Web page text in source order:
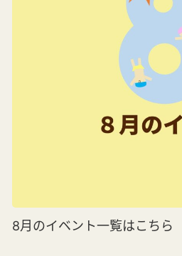
8月のイベント一覧はこちら